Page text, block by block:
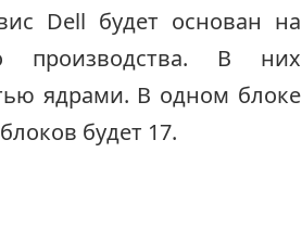
Dell будет основан на
производства. В них
ядрами. В одном блоке
будет 17.